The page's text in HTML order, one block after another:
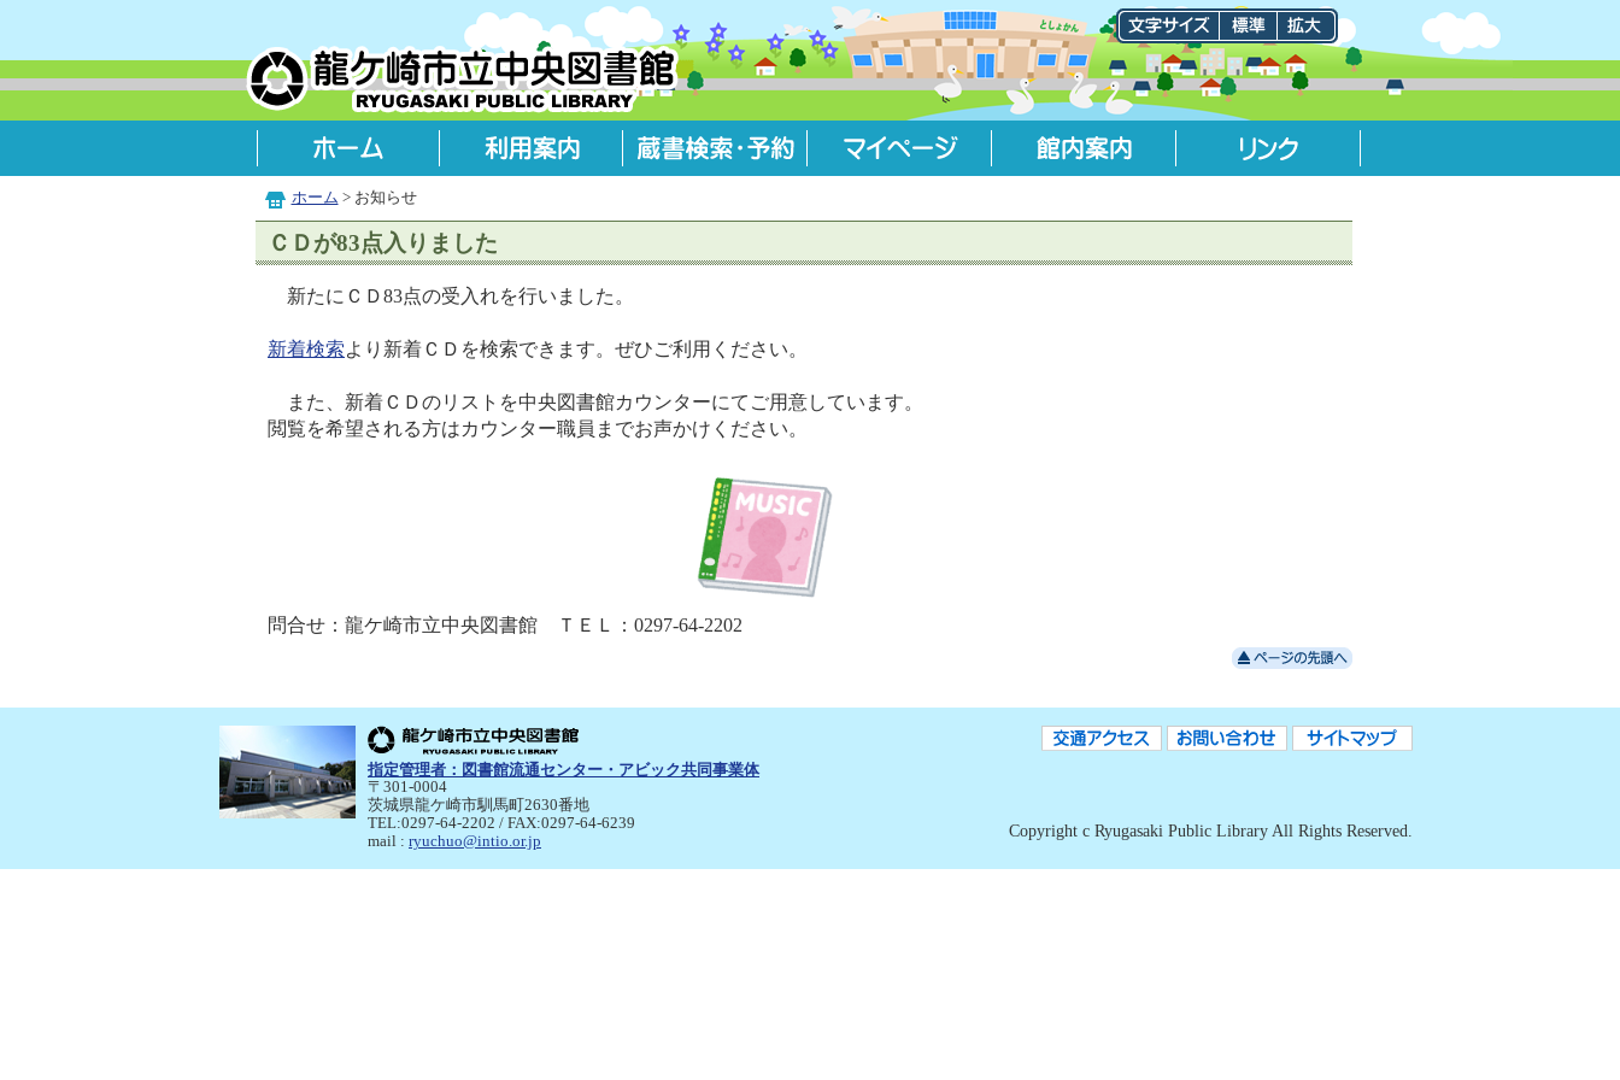
ホーム > お知らせ
ＣＤが83点入りました
新たにＣＤ83点の受入れを行いました。
新着検索より新着ＣＤを検索できます。ぜひご利用ください。
また、新着ＣＤのリストを中央図書館カウンターにてご用意しています。
閲覧を希望される方はカウンター職員までお声かけください。
問合せ：龍ケ崎市立中央図書館 ＴＥＬ：0297-64-2202
指定管理者： 図書館流通センター・アビック共同事業体
〒301-0004
茨城県龍ケ崎市馴馬町2630番地
TEL:0297-64-2202 / FAX:0297-64-6239
mail : ryuchuo@intio.or.jp
Copyright c Ryugasaki Public Library All Rights Reserved.